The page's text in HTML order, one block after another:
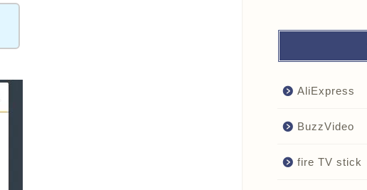
AliExpress
BuzzVideo
fire TV stick